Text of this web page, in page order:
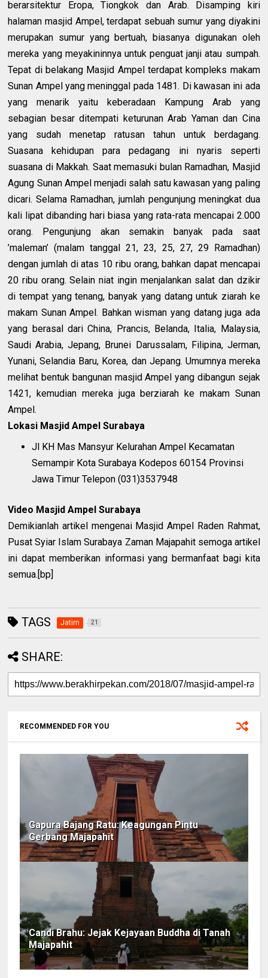
berarsitektur Eropa, Tiongkok dan Arab. Disamping kiri
halaman masjid Ampel, terdapat sebuah sumur yang diyakini
merupakan sumur yang bertuah, biasanya digunakan oleh
mereka yang meyakininnya untuk penguat janji atau sumpah.
Tepat di belakang Masjid Ampel terdapat kompleks makam
Sunan Ampel yang meninggal pada 1481. Di kawasan ini ada
yang menarik yaitu keberadaan Kampung Arab yang
sebagian besar ditempati keturunan Arab Yaman dan Cina
yang sudah menetap ratusan tahun untuk berdagang.
Suasana kehidupan para pedagang ini nyaris seperti
suasana di Makkah. Saat memasuki bulan Ramadhan, Masjid
Agung Sunan Ampel menjadi salah satu kawasan yang paling
dicari. Selama Ramadhan, jumlah pengunjung meningkat dua
kali lipat dibanding hari biasa yang rata-rata mencapai 2.000
orang. Pengunjung akan semakin banyak pada saat
’maleman’ (malam tanggal 21, 23, 25, 27, 29 Ramadhan)
dengan jumlah di atas 10 ribu orang, bahkan dapat mencapai
20 ribu orang. Selain niat ingin menjalankan salat dan dzikir
di tempat yang tenang, banyak yang datang untuk ziarah ke
makam Sunan Ampel. Bahkan wisman yang datang juga ada
yang berasal dari China, Prancis, Belanda, Italia, Malaysia,
Saudi Arabia, Jepang, Brunei Darussalam, Filipina, Jerman,
Yunani, Selandia Baru, Korea, dan Jepang. Umumnya mereka
melihat bentuk bangunan masjid Ampel yang dibangun sejak
1421, kemudian mereka juga berziarah ke makam Sunan
Ampel.
Lokasi Masjid Ampel Surabaya
Jl KH Mas Mansyur Kelurahan Ampel Kecamatan
Semampir Kota Surabaya Kodepos 60154 Provinsi
Jawa Timur Telepon (031)3537948
Video Masjid Ampel Surabaya
Demikianlah artikel mengenai Masjid Ampel Raden Rahmat,
Pusat Syiar Islam Surabaya Zaman Majapahit semoga artikel
ini dapat memberikan informasi yang bermanfaat bagi kita
semua.[bp]
TAGS Jatim 21
SHARE:
RECOMMENDED FOR YOU
Gapura Bajang Ratu: Keagungan Pintu
Gerbang Majapahit
Candi Brahu: Jejak Kejayaan Buddha di Tanah
Majapahit